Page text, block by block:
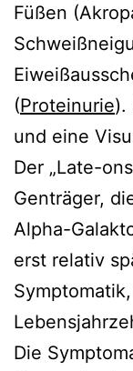
Füßen
(Proteinurie).
und eine
Der „Late-
Genträger,
Alpha-
erst relativ
Die